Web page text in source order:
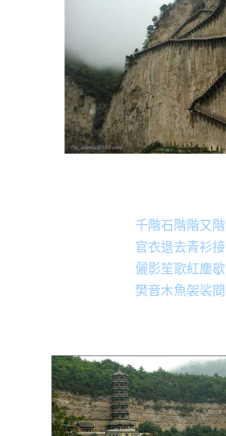
千階石階階又階
官衣退去青衫接
儷影笙歌紅塵歇
樊音木魚袈裟間